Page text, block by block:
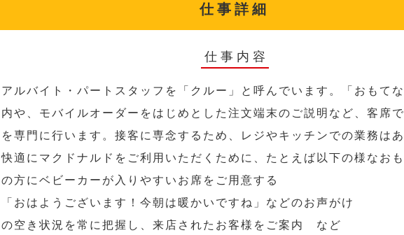
仕事詳細
仕事内容
ルバイト・パートスタッフを「クルー」と呼んでいます。「おもて
や、モバイルオーダーをはじめとした注文端末のご説明など、客席
専門に行います。接客に専念するため、レジやキッチンでの業務はあ
適にマクドナルドをご利用いただくために、たとえば以下の様なお
方にベビーカーが入りやすいお席をご用意する
「おはようございます！今朝は暖かいですね」などのお声がけ
の空き状況を常に把握し、来店されたお客様をご案内 など